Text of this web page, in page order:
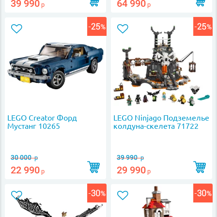
39 990 р 64 990 р
LEGO Creator Форд
Мустанг 10265
30 000р
22 990 р
LEGO Ninjago Подземелье
колдуна-скелета 71722
39 990р
29 990 р